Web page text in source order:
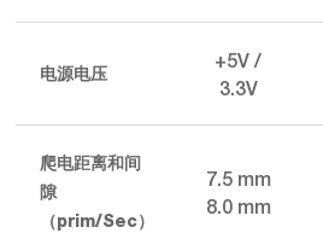
电源电压
+5V /
3.3V
爬电距离和间
隙
（prim/Sec）
7.5 mm
8.0 mm